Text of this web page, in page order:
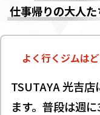
仕事帰りの大人
よく行くジムは
TSUTAYA 光吉
ます。普段は週